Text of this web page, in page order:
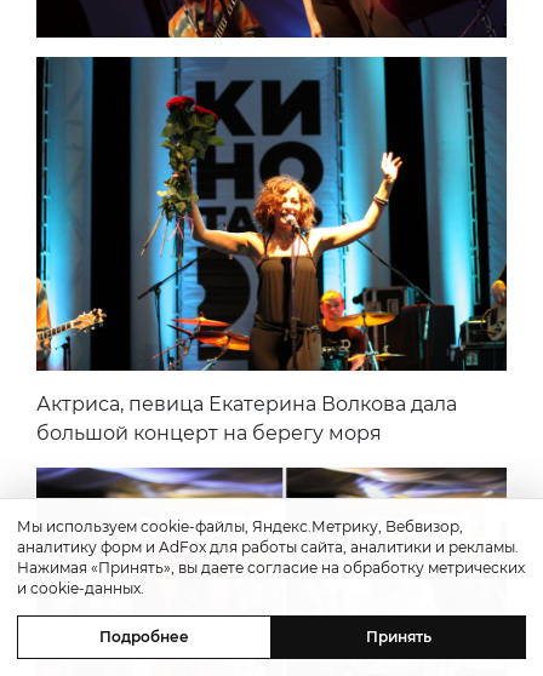
Актриса, певица Екатерина Волкова дала
большой концерт на берегу моря
Мы используем cookie-файлы, Яндекс.Метрику, Вебвизор,
аналитику форм и AdFox для работы сайта, аналитики и рекламы.
Нажимая «Принять», вы даете согласие на обработку метрических
и cookie-данных.
Подробнее Принять